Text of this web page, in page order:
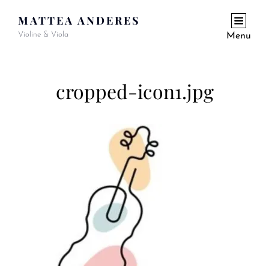
MATTEA ANDERES
Violine & Viola Menu
cropped-icon1.jpg